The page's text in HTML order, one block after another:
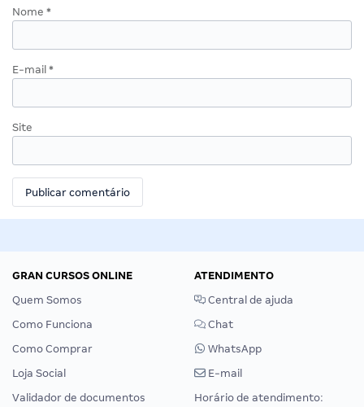
Nome *
E-mail *
Site
GRAN CURSOS ONLINE
Quem Somos
Como Funciona
Como Comprar
Loja Social
Validador de documentos
ATENDIMENTO
Central de ajuda
Chat
WhatsApp
E-mail
Horário de atendimento: